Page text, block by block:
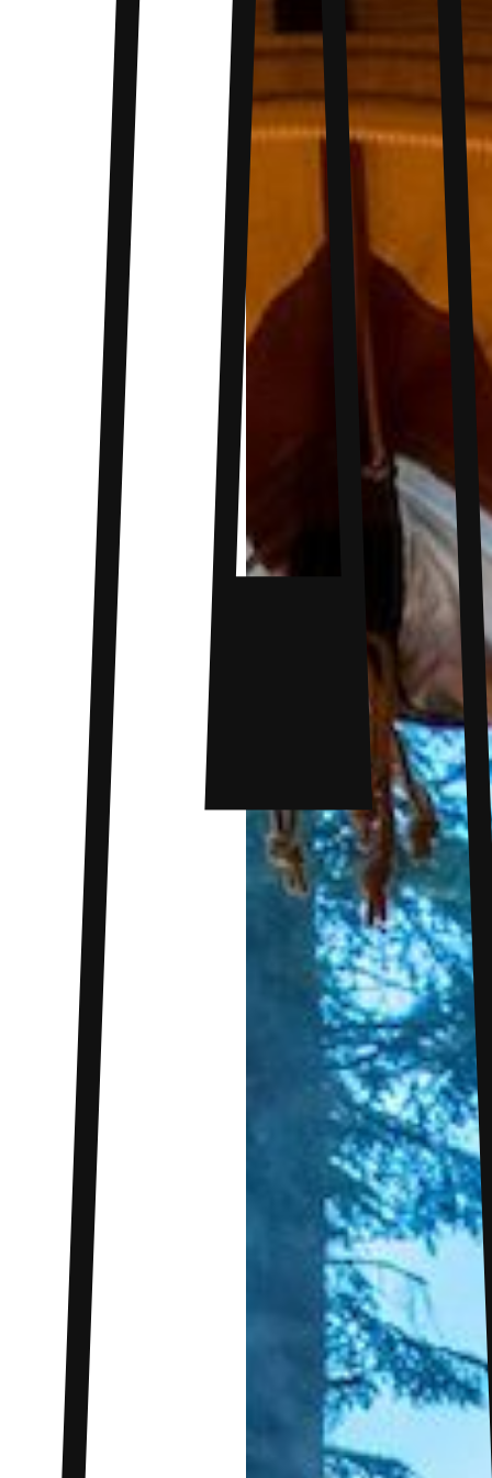
agencement intérieur personnalisé selon les
besoins de son aventurier : on valide !